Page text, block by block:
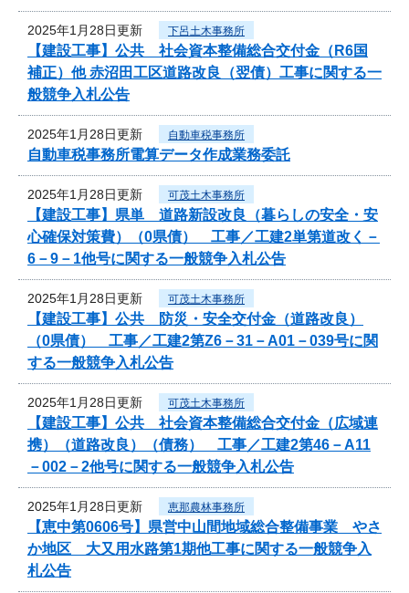
2025年1月28日更新 下呂土木事務所
【建設工事】公共 社会資本整備総合交付金（R6国
補正）他 赤沼田工区道路改良（翌債）工事に関する一
般競争入札公告
2025年1月28日更新 自動車税事務所
自動車税事務所電算データ作成業務委託
2025年1月28日更新 可茂土木事務所
【建設工事】県単 道路新設改良（暮らしの安全・安
心確保対策費）（0県債） 工事／工建2単第道改く－
6－9－1他号に関する一般競争入札公告
2025年1月28日更新 可茂土木事務所
【建設工事】公共 防災・安全交付金（道路改良）
（0県債） 工事／工建2第Z6－31－A01－039号に関
する一般競争入札公告
2025年1月28日更新 可茂土木事務所
【建設工事】公共 社会資本整備総合交付金（広域連
携）（道路改良）（債務） 工事／工建2第46－A11
－002－2他号に関する一般競争入札公告
2025年1月28日更新 恵那農林事務所
【恵中第0606号】県営中山間地域総合整備事業 やさ
か地区 大又用水路第1期他工事に関する一般競争入
札公告